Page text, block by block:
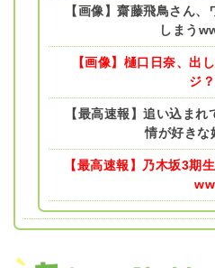
【画像】齋藤飛鳥さん
しまう
【画像】樋口日奈、出
ジ
【最高速報】追い込ま
情が好き
【最高速報】乃木坂3期